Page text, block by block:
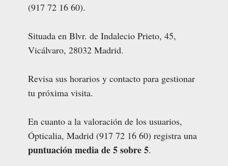
(917 72 16 60).
Situada en Blvr. de Indalecio Prieto, 45,
Vicálvaro, 28032 Madrid.
Revisa sus horarios y contacto para gestionar
tu próxima visita.
En cuanto a la valoración de los usuarios,
Ópticalia, Madrid (917 72 16 60) registra una
puntuación media de 5 sobre 5.